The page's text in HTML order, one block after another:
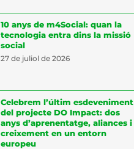
10 anys de m4Social: quan la
tecnologia entra dins la missió
social
27 de juliol de 2026
Celebrem l’últim esdeveniment
del projecte DO Impact: dos
anys d’aprenentatge, aliances i
creixement en un entorn
europeu